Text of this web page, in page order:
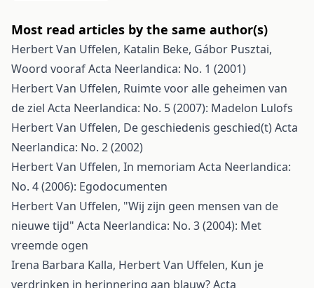
Most read articles by the same author(s)
Herbert Van Uffelen, Katalin Beke, Gábor Pusztai,
Woord voorafActa Neerlandica: No. 1 (2001)
Herbert Van Uffelen, Ruimte voor alle geheimen van
de ziel Acta Neerlandica: No. 5 (2007): Madelon Lulofs
Herbert Van Uffelen, De geschiedenis geschied(t)Acta
Neerlandica: No. 2 (2002)
Herbert Van Uffelen, In memoriam Acta Neerlandica:
No. 4 (2006): Egodocumenten
Herbert Van Uffelen, "Wij zijn geen mensen van de
nieuwe tijd" Acta Neerlandica: No. 3 (2004): Met
vreemde ogen
Irena Barbara Kalla, Herbert Van Uffelen, Kun je
verdrinken in herinnering aan blauw?Acta